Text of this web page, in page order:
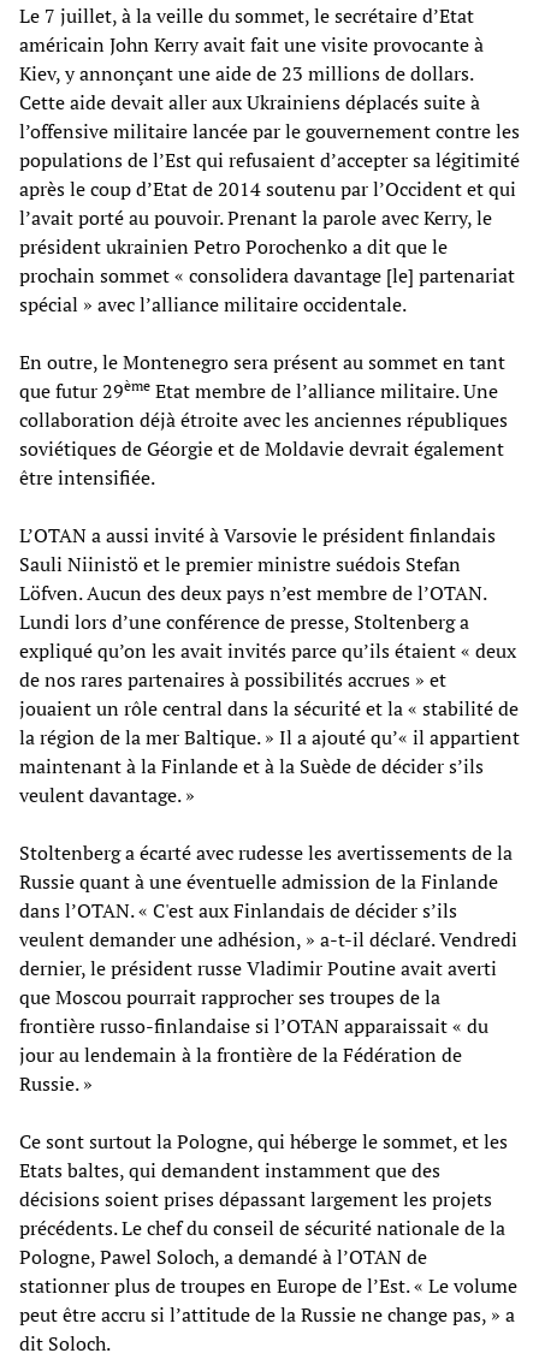
Le 7 juillet, à la veille du sommet, le secrétaire d’Etat
américain John Kerry avait fait une visite provocante à
Kiev, y annonçant une aide de 23 millions de dollars.
Cette aide devait aller aux Ukrainiens déplacés suite à
l’offensive militaire lancée par le gouvernement contre les
populations de l’Est qui refusaient d’accepter sa légitimité
après le coup d’Etat de 2014 soutenu par l’Occident et qui
l’avait porté au pouvoir. Prenant la parole avec Kerry, le
président ukrainien Petro Porochenko a dit que le
prochain sommet « consolidera davantage [le] partenariat
spécial » avec l’alliance militaire occidentale.
En outre, le Montenegro sera présent au sommet en tant
que futur 29ème Etat membre de l’alliance militaire. Une
collaboration déjà étroite avec les anciennes républiques
soviétiques de Géorgie et de Moldavie devrait également
être intensifiée.
L’OTAN a aussi invité à Varsovie le président finlandais
Sauli Niinistö et le premier ministre suédois Stefan
Löfven. Aucun des deux pays n’est membre de l’OTAN.
Lundi lors d’une conférence de presse, Stoltenberg a
expliqué qu’on les avait invités parce qu’ils étaient « deux
de nos rares partenaires à possibilités accrues » et
jouaient un rôle central dans la sécurité et la « stabilité de
la région de la mer Baltique. » Il a ajouté qu’« il appartient
maintenant à la Finlande et à la Suède de décider s’ils
veulent davantage. »
Stoltenberg a écarté avec rudesse les avertissements de la
Russie quant à une éventuelle admission de la Finlande
dans l’OTAN. « C'est aux Finlandais de décider s’ils
veulent demander une adhésion, » a-t-il déclaré. Vendredi
dernier, le président russe Vladimir Poutine avait averti
que Moscou pourrait rapprocher ses troupes de la
frontière russo-finlandaise si l’OTAN apparaissait « du
jour au lendemain à la frontière de la Fédération de
Russie. »
Ce sont surtout la Pologne, qui héberge le sommet, et les
Etats baltes, qui demandent instamment que des
décisions soient prises dépassant largement les projets
précédents. Le chef du conseil de sécurité nationale de la
Pologne, Pawel Soloch, a demandé à l’OTAN de
stationner plus de troupes en Europe de l’Est. « Le volume
peut être accru si l’attitude de la Russie ne change pas, » a
dit Soloch.